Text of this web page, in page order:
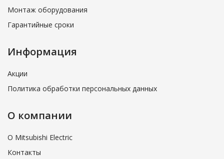
Монтаж оборудования
Гарантийные сроки
Информация
Акции
Политика обработки персональных данных
О компании
О Mitsubishi Electric
Контакты